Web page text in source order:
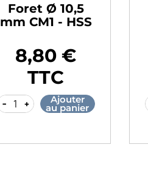
Foret Ø 10,5
mm CM1 - HSS
8,80 €
TTC
- + Ajouter
au panier